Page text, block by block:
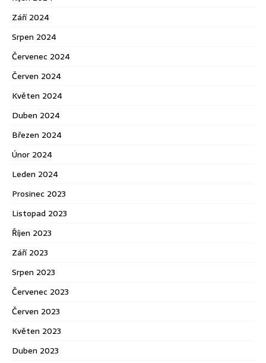
Září 2024
Srpen 2024
Červenec 2024
Červen 2024
Květen 2024
Duben 2024
Březen 2024
Únor 2024
Leden 2024
Prosinec 2023
Listopad 2023
Říjen 2023
Září 2023
Srpen 2023
Červenec 2023
Červen 2023
Květen 2023
Duben 2023